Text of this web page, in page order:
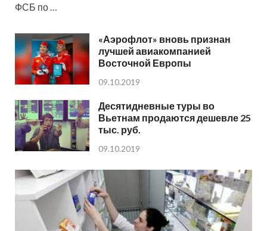
ФСБ по …
«Аэрофлот» вновь признан
лучшей авиакомпанией
Восточной Европы
09.10.2019
Десятидневные туры во
Вьетнам продаются дешевле 25
тыс. руб.
09.10.2019